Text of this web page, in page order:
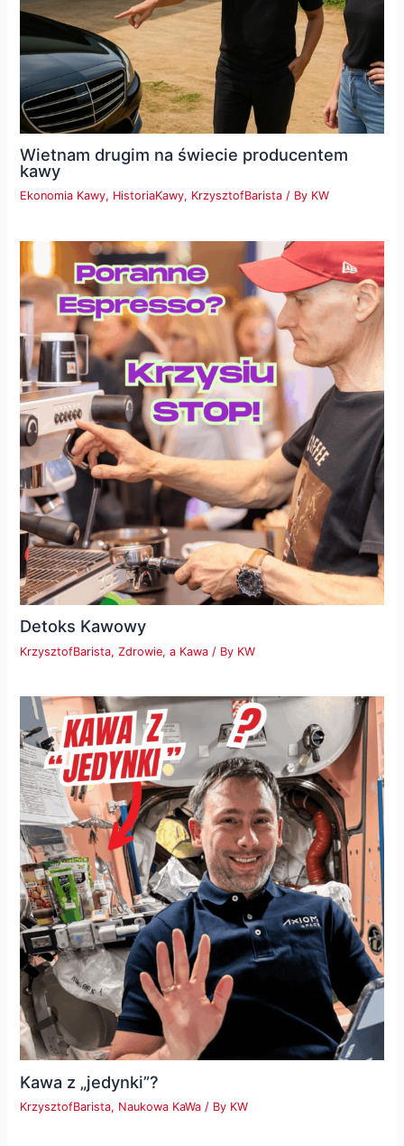
Wietnam drugim na świecie producentem
kawy
Ekonomia Kawy, HistoriaKawy, KrzysztofBarista / By KW
Detoks Kawowy
KrzysztofBarista,Zdrowie, a Kawa / By KW
Kawa z „jedynki”?
KrzysztofBarista, Naukowa KaWa / By KW